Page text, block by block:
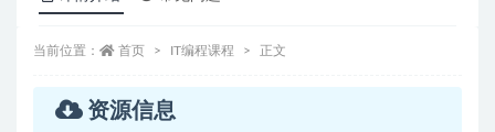
当前位置： 首页 IT编程课程 正文
资源信息